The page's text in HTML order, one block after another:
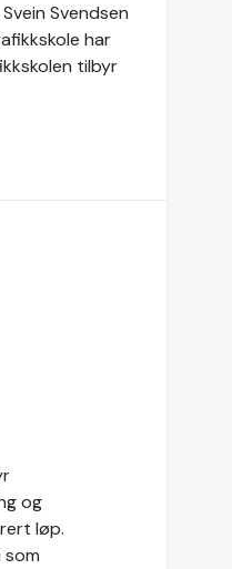
Svendsen
har
tilbyr
og
løp.
som